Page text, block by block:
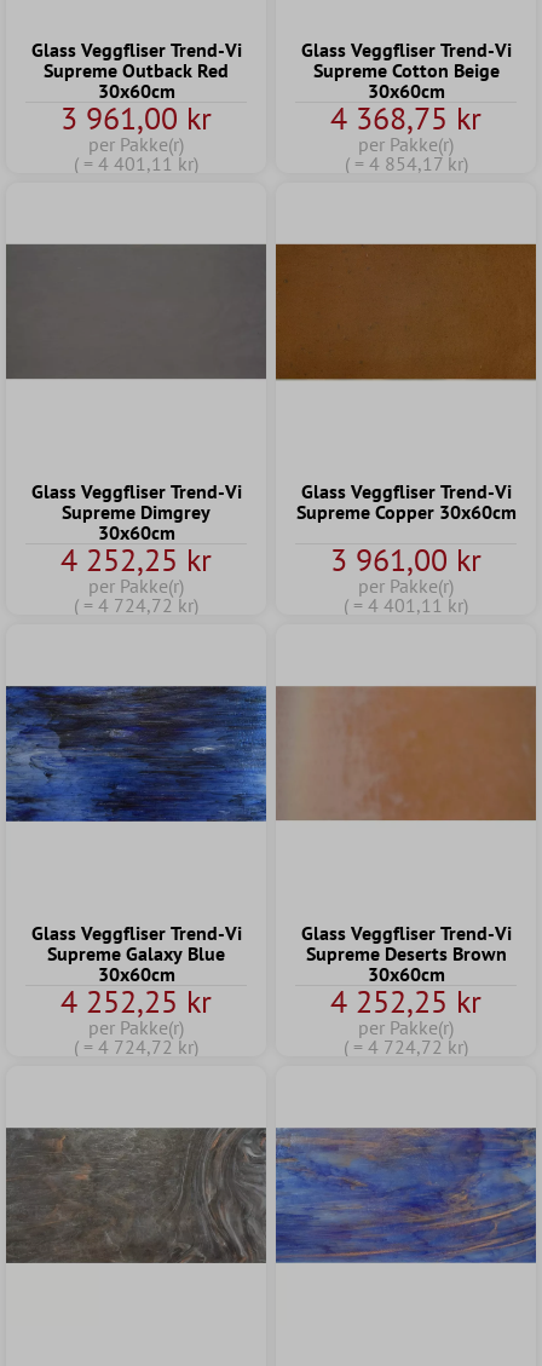
Glass Veggfliser Trend-Vi
Supreme Outback Red
30x60cm
3 961,00 kr
per Pakke(r)
( = 4 401,11 kr)
Glass Veggfliser Trend-Vi
Supreme Cotton Beige
30x60cm
4 368,75 kr
per Pakke(r)
( = 4 854,17 kr)
Glass Veggfliser Trend-Vi
Supreme Dimgrey
30x60cm
4 252,25 kr
per Pakke(r)
( = 4 724,72 kr)
Glass Veggfliser Trend-Vi
Supreme Copper 30x60cm
3 961,00 kr
per Pakke(r)
( = 4 401,11 kr)
Glass Veggfliser Trend-Vi
Supreme Galaxy Blue
30x60cm
4 252,25 kr
per Pakke(r)
( = 4 724,72 kr)
Glass Veggfliser Trend-Vi
Supreme Deserts Brown
30x60cm
4 252,25 kr
per Pakke(r)
( = 4 724,72 kr)